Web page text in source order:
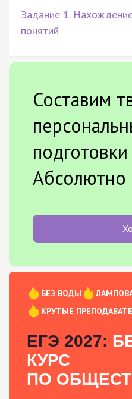
Задание 1.
понятий
Составим
Абсолютно
БЕЗ ВОДЫ
КРУТЫЕ
ЕГЭ 2027:
КУРС
ПО